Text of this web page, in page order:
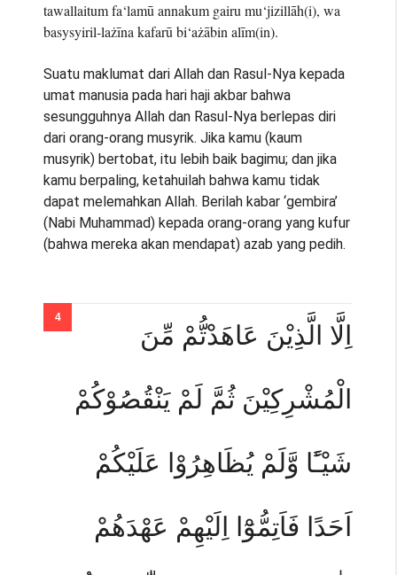
tawallaitum fa‘lamū annakum gairu mu‘jizillāh(i), wa
basysyiril-lażīna kafarū bi‘ażābin alīm(in).
Suatu maklumat dari Allah dan Rasul-Nya kepada
umat manusia pada hari haji akbar bahwa
sesungguhnya Allah dan Rasul-Nya berlepas diri
dari orang-orang musyrik. Jika kamu (kaum
musyrik) bertobat, itu lebih baik bagimu; dan jika
kamu berpaling, ketahuilah bahwa kamu tidak
dapat melemahkan Allah. Berilah kabar ‘gembira’
(Nabi Muhammad) kepada orang-orang yang kufur
(bahwa mereka akan mendapat) azab yang pedih.
اِلَّا الَّذِيْنَ عَاهَدْتُّمْ مِّنَ
الْمُشْرِكِيْنَ ثُمَّ لَمْ يَنْقُصُوْكُمْ
شَيْـًٔا وَّلَمْ يُظَاهِرُوْا عَلَيْكُمْ
اَحَدًا فَاَتِمُّوْٓا اِلَيْهِمْ عَهْدَهُمْ